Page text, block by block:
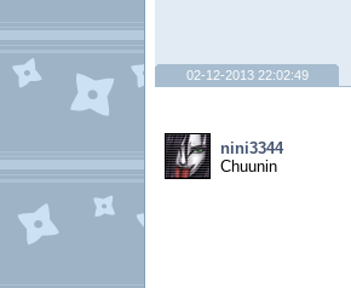
02-12-2013 22:02:49
nini3344
Chuunin